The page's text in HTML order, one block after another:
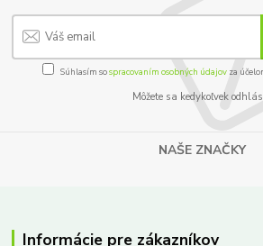
Súhlasím sospracovaním osobných údajov za
Môžete sa kedykoľvek
NAŠE ZNAČKY
Informácie pre zákazníkov